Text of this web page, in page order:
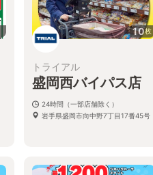
10枚
トライアル
盛岡西バイパス店
24時間（一部店舗除く）
岩手県盛岡市向中野7丁目17番45号